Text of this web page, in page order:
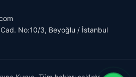
No:10/3, Beyoğlu / İstanbul